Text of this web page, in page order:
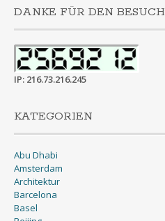
DANKE FÜR DEN BESUCH
IP: 216.73.216.245
KATEGORIEN
Abu Dhabi
Amsterdam
Architektur
Barcelona
Basel